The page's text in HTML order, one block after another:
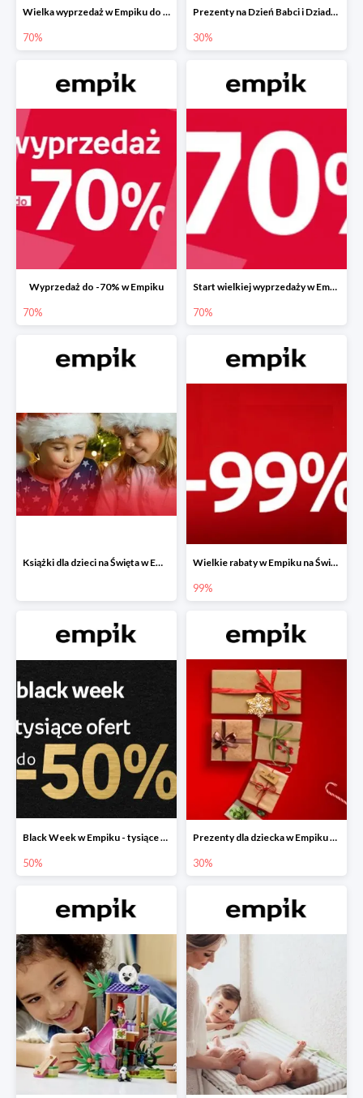
Wielka wyprzedaż w Empiku do -70%
70%
Prezenty na Dzień Babci i Dziadka w Empiku do -30%
30%
Wyprzedaż do -70% w Empiku
70%
Start wielkiej wyprzedaży w Empiku do -70%
70%
Książki dla dzieci na Święta w Empiku do -40% Wielkie rabaty w Empiku na Święta - piąty produkt -99%
99%
Black Week w Empiku - tysiące produktów do -50%
50%
Prezenty dla dziecka w Empiku do -30%
30%